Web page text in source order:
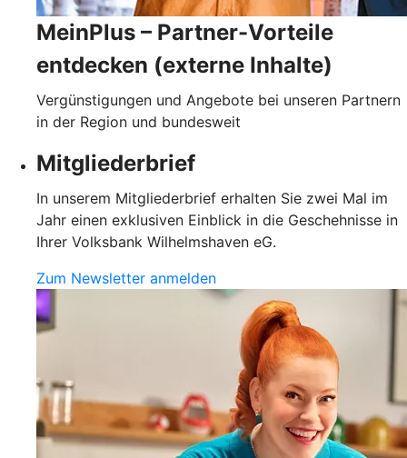
MeinPlus – Partner-Vorteile
entdecken (externe Inhalte)
Vergünstigungen und Angebote bei unseren Partnern
in der Region und bundesweit
Mitgliederbrief
In unserem Mitgliederbrief erhalten Sie zwei Mal im
Jahr einen exklusiven Einblick in die Geschehnisse in
Ihrer Volksbank Wilhelmshaven eG.
Zum Newsletter anmelden